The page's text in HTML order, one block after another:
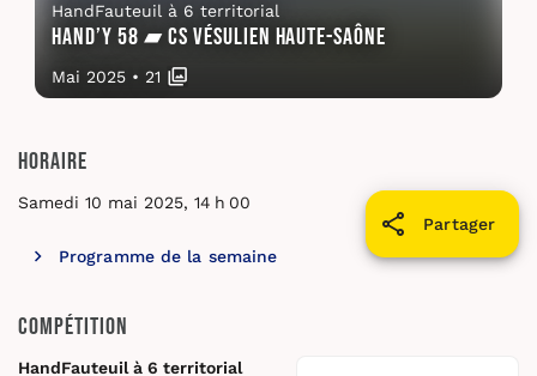
HandFauteuil à 6 territorial
Hand’y 58 ▰ CS Vésulien Haute-Saône
Mai 2025 • 21
Horaire
Partager
Samedi 10 mai 2025, 14 h 00
Programme de la semaine
Compétition
HandFauteuil à 6 territorial